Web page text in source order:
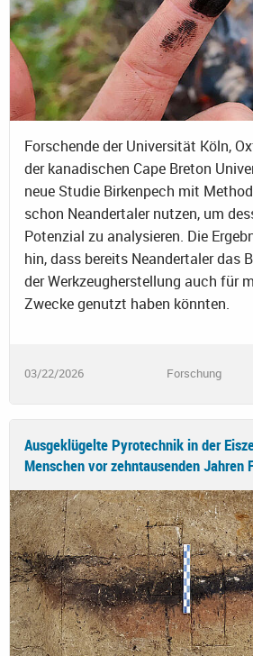
Forschende der Universität Köln,
der kanadischen Cape Breton
neue Studie Birkenpech mit
schon Neandertaler nutzen, um
Potenzial zu analysieren. Die
hin, dass bereits Neandertaler das
der Werkzeugherstellung auch für
Zwecke genutzt haben könnten.
03/22/2026 Forschung
Ausgeklügelte Pyrotechnik in der
Menschen vor zehntausenden Jahren